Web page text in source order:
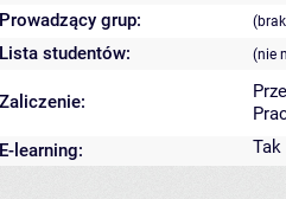
Prowadzący grup:
Lista studentów: (nie
Zaliczenie:
E-learning:
Tak